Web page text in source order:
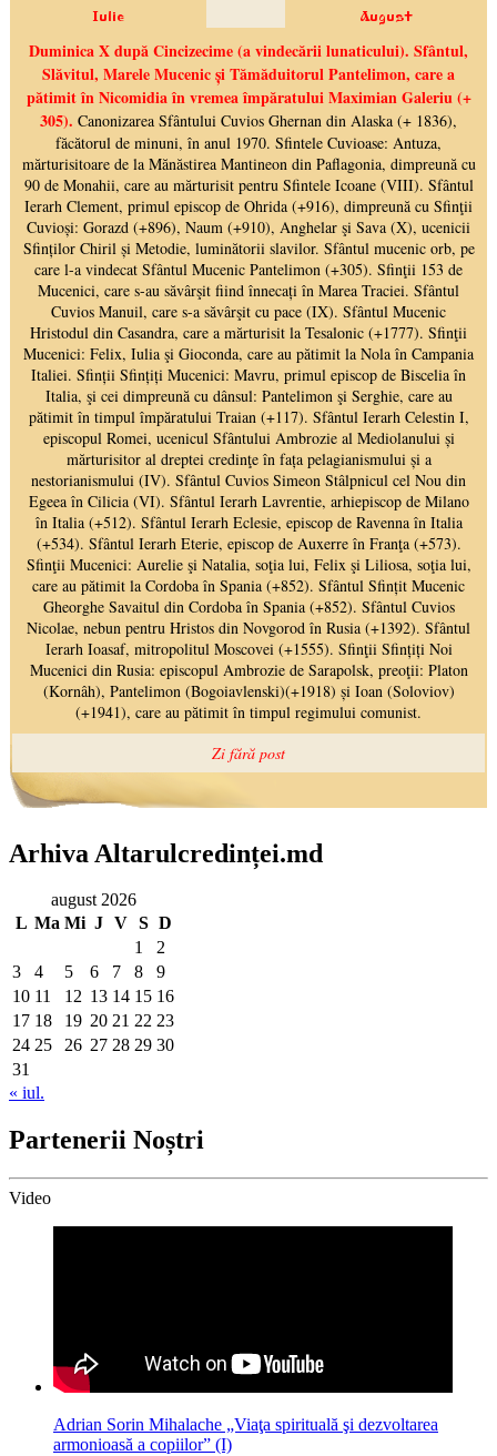
Arhiva Altarulcredinței.md
august 2026
L Ma Mi J V S D
1
2
3
4 5 6 7 8
9
10 11 12 13 14 15 16
17 18 19 20 21 22 23
24 25 26 27 28 29 30
31
« iul.
Partenerii Noștri
Video
Adrian Sorin Mihalache „Viaţa spirituală şi dezvoltarea
armonioasă a copiilor” (I)